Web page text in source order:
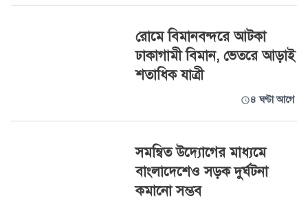
রোমে বিমানবন্দরে আটকা
ঢাকাগামী বিমান, ভেতরে আড়াই
শতাধিক যাত্রী
৪ ঘণ্টা আগে
সমন্বিত উদ্যোগের মাধ্যমে
বাংলাদেশেও সড়ক দুর্ঘটনা
কমানো সম্ভব